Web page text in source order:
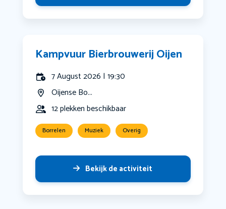
Kampvuur Bierbrouwerij Oijen
7 August 2026 | 19:30
Oijense Bo...
12 plekken beschikbaar
Borrelen Muziek Overig
Bekijk de activiteit